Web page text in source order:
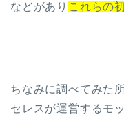
などがあり これらの
ちなみに調べてみた
セレスが運営するモ